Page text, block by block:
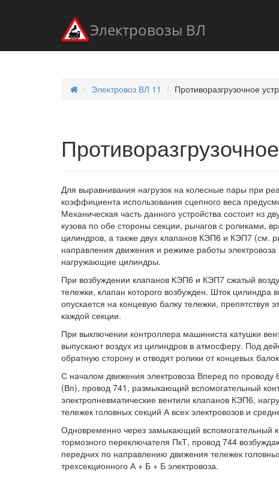
Электровозы ВЛ
Электровоз ВЛ 11 Противоразгрузочное
Для выравнивания нагрузок на колесные пары при
коэффициента использования сцепного веса
Механическая часть данного устройства состоит нз
кузова по обе стороны секции, рычагов с
цилиндров, а также двух клапанов КЭП6 и КЭП7 (см.
направления движения и режиме работы
нагружающие цилиндры.
При возбуждении клапанов КЭП6 и КЭП7 сжатый
тележки, клапан которого возбужден. Шток цилиндра
опускается на концевую балку тележки,
каждой секции.
При выключении контроллера машиниста катушки
выпускают воздух из цилиндров в атмосферу. Под
обратную сторону и отводят ролики от концевых
С началом движения электровоза Вперед по
(Вп), провод 741, размыкающий вспомогательный
электропневматические вентили клапанов КЭП6,
тележек головных секций А всех электровозов и
Одновременно через замыкающий вспомогательный
тормозного переключателя ПкТ, провод 744
передних по направлению движения тележек
трехсекционного А + Б + Б электровоза.